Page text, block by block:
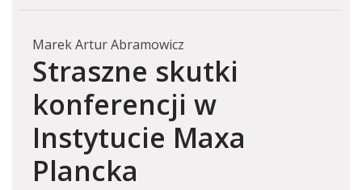
Marek Artur Abramowicz
Straszne skutki
konferencji w
Instytucie Maxa
Plancka